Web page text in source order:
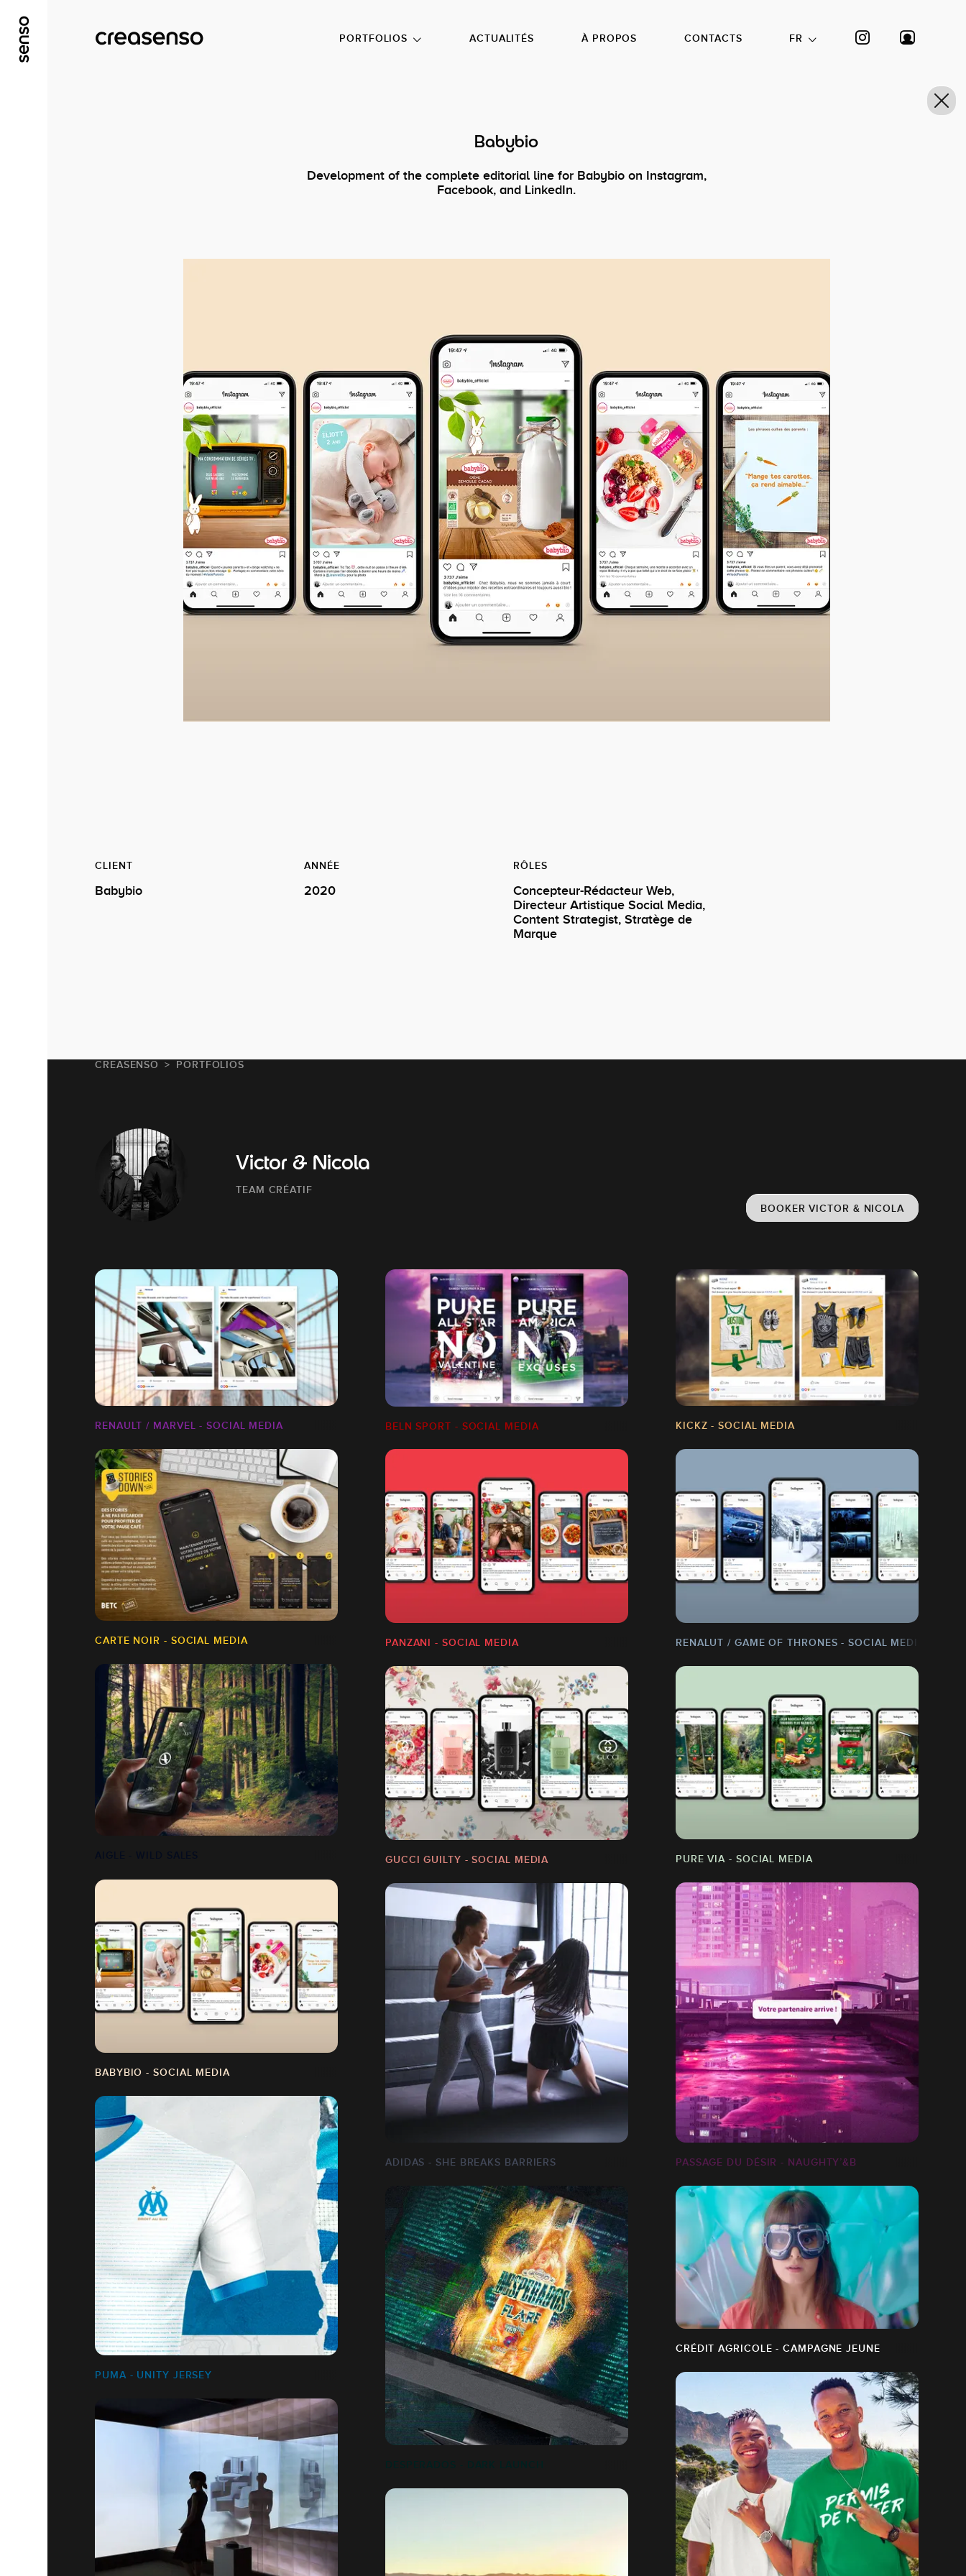
PORTFOLIOS
ACTUALITÉS À PROPOS CONTACTS FR
Babybio
Development of the complete editorial line for Babybio on Instagram,
Facebook, and LinkedIn.
CLIENT
Babybio
ANNÉE
2020
RÔLES
Concepteur-Rédacteur Web,
Directeur Artistique Social Media,
Content Strategist, Stratège de
Marque
CREASENSO PORTFOLIOS
Victor & Nicola
TEAM CRÉATIF
BOOKER VICTOR & NICOLA
RENAULT / MARVEL - SOCIAL MEDIA BELN SPORT - SOCIAL MEDIA KICKZ - SOCIAL MEDIA
CARTE NOIR - SOCIAL MEDIA RENALUT / GAME OF THRONES - SOCIAL MEDIA
PANZANI - SOCIAL MEDIA
PURE VIA - SOCIAL MEDIA
GUCCI GUILTY - SOCIAL MEDIA
BABYBIO - SOCIAL MEDIA
PASSAGE DU DÉSIR - NAUGHTY’&B
ADIDAS - SHE BREAKS BARRIERS
PUMA - UNITY JERSEY
DESPERADOS - DARK LAUNCH
CRÉDIT AGRICOLE - CAMPAGNE JEUNE